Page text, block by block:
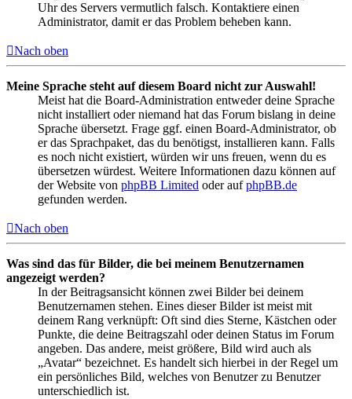
Uhr des Servers vermutlich falsch. Kontaktiere einen
Administrator, damit er das Problem beheben kann.
Nach oben
Meine Sprache steht auf diesem Board nicht zur Auswahl!
Meist hat die Board-Administration entweder deine Sprache
nicht installiert oder niemand hat das Forum bislang in deine
Sprache übersetzt. Frage ggf. einen Board-Administrator, ob
er das Sprachpaket, das du benötigst, installieren kann. Falls
es noch nicht existiert, würden wir uns freuen, wenn du es
übersetzen würdest. Weitere Informationen dazu können auf
der Website von phpBB Limited oder aufphpBB.de
gefunden werden.
Nach oben
Was sind das für Bilder, die bei meinem Benutzernamen
angezeigt werden?
In der Beitragsansicht können zwei Bilder bei deinem
Benutzernamen stehen. Eines dieser Bilder ist meist mit
deinem Rang verknüpft: Oft sind dies Sterne, Kästchen oder
Punkte, die deine Beitragszahl oder deinen Status im Forum
angeben. Das andere, meist größere, Bild wird auch als
„Avatar“ bezeichnet. Es handelt sich hierbei in der Regel um
ein persönliches Bild, welches von Benutzer zu Benutzer
unterschiedlich ist.